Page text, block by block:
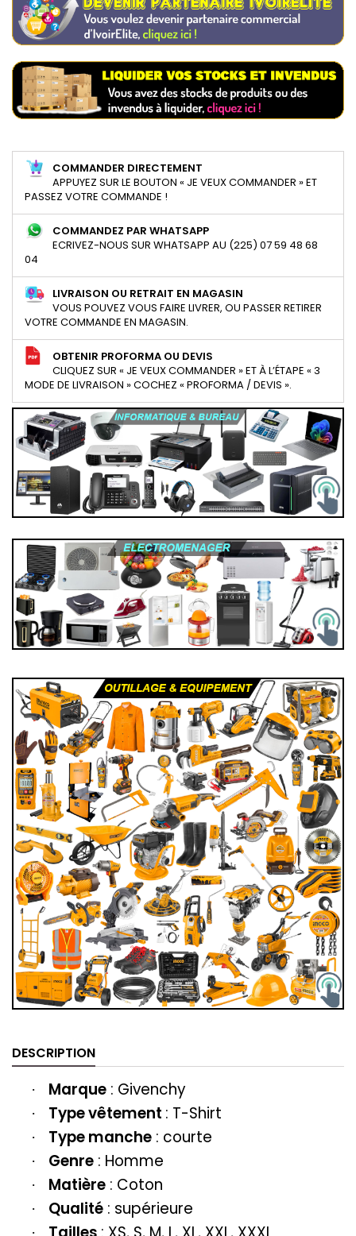
COMMANDER DIRECTEMENT
APPUYEZ SUR LE BOUTON « JE VEUX COMMANDER » ET
PASSEZ VOTRE COMMANDE !
COMMANDEZ PAR WHATSAPP
ECRIVEZ-NOUS SUR WHATSAPP AU (225) 07 59 48 68
04
LIVRAISON OU RETRAIT EN MAGASIN
VOUS POUVEZ VOUS FAIRE LIVRER, OU PASSER RETIRER
VOTRE COMMANDE EN MAGASIN.
OBTENIR PROFORMA OU DEVIS
CLIQUEZ SUR « JE VEUX COMMANDER » ET À L’ÉTAPE « 3
MODE DE LIVRAISON » COCHEZ « PROFORMA / DEVIS ».
DESCRIPTION
· Marque : Givenchy
· Type vêtement : T-Shirt
· Type manche : courte
· Genre : Homme
· Matière : Coton
· Qualité : supérieure
·